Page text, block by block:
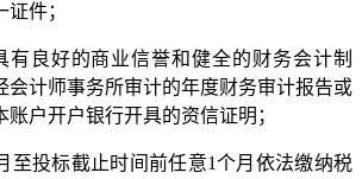
件；
有良好的商业信誉和健全的财务会计制
会计师事务所审计的年度财务审计报告或
账户开户银行开具的资信证明 ；
至投标截止时间前任意1个月依法缴纳税